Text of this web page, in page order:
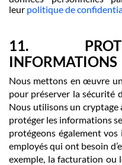
leur politique de
11.
INFORMATIONS
Nous mettons en œuvre
pour préserver la sécurité
Nous utilisons un
protéger les informations
protégeons également
employés qui ont besoin
exemple, la facturation ou